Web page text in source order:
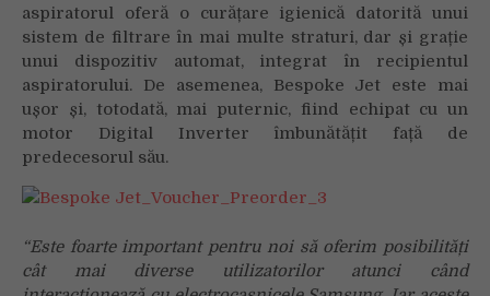
aspiratorul oferă o curățare igienică datorită unui
sistem de filtrare în mai multe straturi, dar și grație
unui dispozitiv automat, integrat în recipientul
aspiratorului. De asemenea, Bespoke Jet este mai
ușor și, totodată, mai puternic, fiind echipat cu un
motor Digital Inverter îmbunătățit față de
predecesorul său.
“Este foarte important pentru noi să oferim posibilități
cât mai diverse utilizatorilor atunci când